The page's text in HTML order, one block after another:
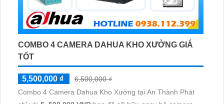
COMBO 4 CAMERA DAHUA KHO XƯỞNG GIÁ
TỐT
5,500,000 ₫
6,500,000 ₫
Combo 4 Camera Dahua Kho Xưởng tại An Thành Phát